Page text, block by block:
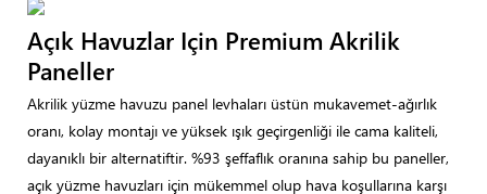
Açık Havuzlar Için Premium Akrilik
Paneller
Akrilik yüzme havuzu panel levhaları üstün mukavemet-ağırlık
oranı, kolay montajı ve yüksek ışık geçirgenliği ile cama kaliteli,
dayanıklı bir alternatiftir. %93 şeffaflık oranına sahip bu paneller,
açık yüzme havuzları için mükemmel olup hava koşullarına karşı